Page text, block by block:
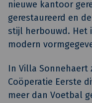
nieuwe kantoor
gerestaureerd en
stijl herbouwd. Het
modern
In Villa Sonnehaert
Coöperatie Eerste
meer dan Voetbal